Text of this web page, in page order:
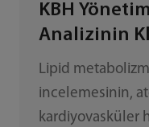
KBH
Analizinin
Lipid
incelemesinin,
kardiyovasküler